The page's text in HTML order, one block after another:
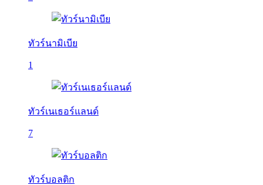
ทัวร์นามิเบีย
1
ทัวร์เนเธอร์แลนด์
7
ทัวร์บอลติก